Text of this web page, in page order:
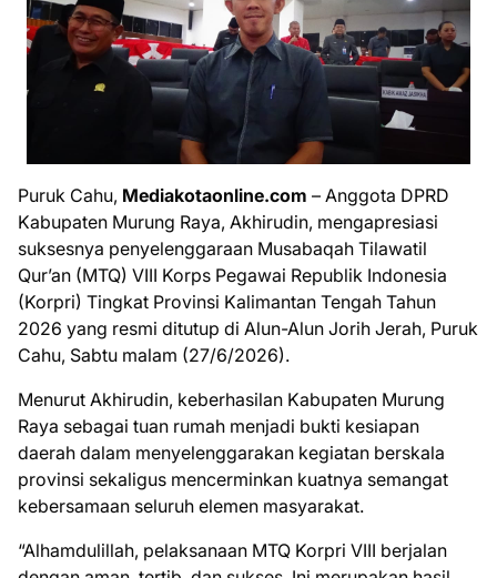
Puruk Cahu, Mediakotaonline.com – Anggota DPRD
Kabupaten Murung Raya, Akhirudin, mengapresiasi
suksesnya penyelenggaraan Musabaqah Tilawatil
Qur’an (MTQ) VIII Korps Pegawai Republik Indonesia
(Korpri) Tingkat Provinsi Kalimantan Tengah Tahun
2026 yang resmi ditutup di Alun-Alun Jorih Jerah, Puruk
Cahu, Sabtu malam (27/6/2026).
Menurut Akhirudin, keberhasilan Kabupaten Murung
Raya sebagai tuan rumah menjadi bukti kesiapan
daerah dalam menyelenggarakan kegiatan berskala
provinsi sekaligus mencerminkan kuatnya semangat
kebersamaan seluruh elemen masyarakat.
“Alhamdulillah, pelaksanaan MTQ Korpri VIII berjalan